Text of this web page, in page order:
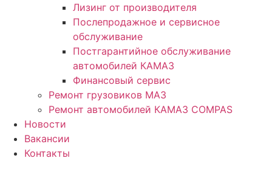
Лизинг от производителя
Послепродажное и сервисное
обслуживание
Постгарантийное обслуживание
автомобилей КАМАЗ
Финансовый сервис
Ремонт грузовиков МАЗ
Ремонт автомобилей КАМАЗ COMPAS
Новости
Вакансии
Контакты